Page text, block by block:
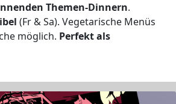
Themen-Dinnern.
(Fr & Sa). Vegetarische Menüs
möglich. Perfekt als